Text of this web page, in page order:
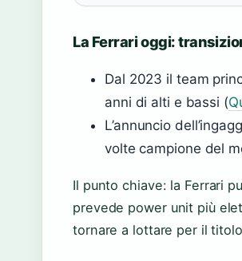
La Ferrari oggi:
Dal 2023 il team
anni di alti e bassi (
L’annuncio
volte campione del
Il punto chiave: la Ferrari
prevede power unit più
tornare a lottare per il